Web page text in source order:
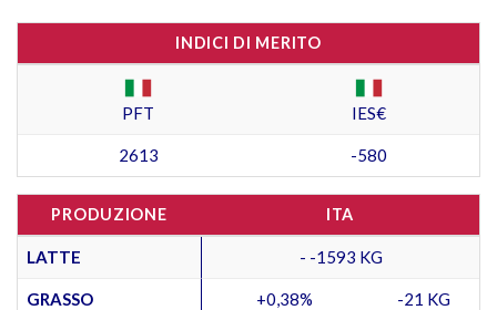
INDICI DI MERITO
PFT IES€
2613 -580
PRODUZIONE ITA
LATTE - -1593 KG
GRASSO +0,38% -21 KG